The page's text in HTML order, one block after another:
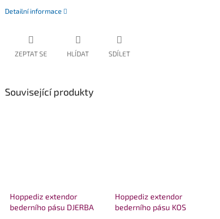
Detailní informace
ZEPTAT SE HLÍDAT SDÍLET
Související produkty
Hoppediz extendor
bederního pásu DJERBA
Hoppediz extendor
bederního pásu KOS